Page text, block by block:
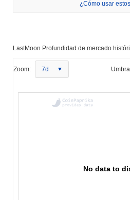
¿Cómo usar
LastMoon Profundidad de mercado
Zoom: 7d
No data to